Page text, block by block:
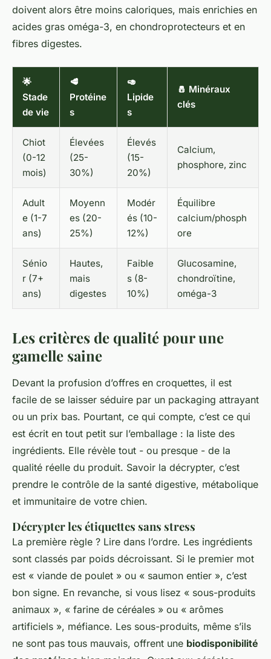
doivent alors être moins caloriques, mais enrichies en
acides gras oméga-3, en chondroprotecteurs et en
fibres digestes.
🌟
Stade
de vie
🥩
Protéine
s
🥑
Lipide
s
🧂 Minéraux
clés
Chiot
(0-12
mois)
Élevées
(25-
30%)
Élevés
(15-
20%)
Calcium,
phosphore, zinc
Adult
e (1-7
ans)
Moyenn
es (20-
25%)
Modér
és (10-
12%)
Équilibre
calcium/phosph
ore
Sénio
r (7+
ans)
Hautes,
mais
digestes
Faible
s (8-
10%)
Glucosamine,
chondroïtine,
oméga-3
Les critères de qualité pour une
gamelle saine
Devant la profusion d’offres en croquettes, il est
facile de se laisser séduire par un packaging attrayant
ou un prix bas. Pourtant, ce qui compte, c’est ce qui
est écrit en tout petit sur l’emballage : la liste des
ingrédients. Elle révèle tout - ou presque - de la
qualité réelle du produit. Savoir la décrypter, c’est
prendre le contrôle de la santé digestive, métabolique
et immunitaire de votre chien.
Décrypter les étiquettes sans stress
La première règle ? Lire dans l’ordre. Les ingrédients
sont classés par poids décroissant. Si le premier mot
est « viande de poulet » ou « saumon entier », c’est
bon signe. En revanche, si vous lisez « sous-produits
animaux », « farine de céréales » ou « arômes
artificiels », méfiance. Les sous-produits, même s’ils
ne sont pas tous mauvais, offrent une biodisponibilité